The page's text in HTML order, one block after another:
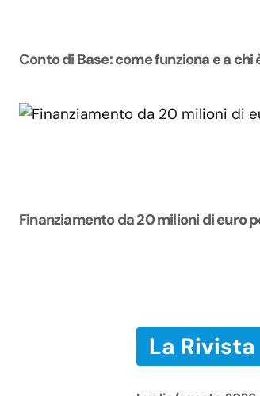
Conto di Base: come funziona e a chi
Finanziamento da 20 milioni di euro
La Rivista